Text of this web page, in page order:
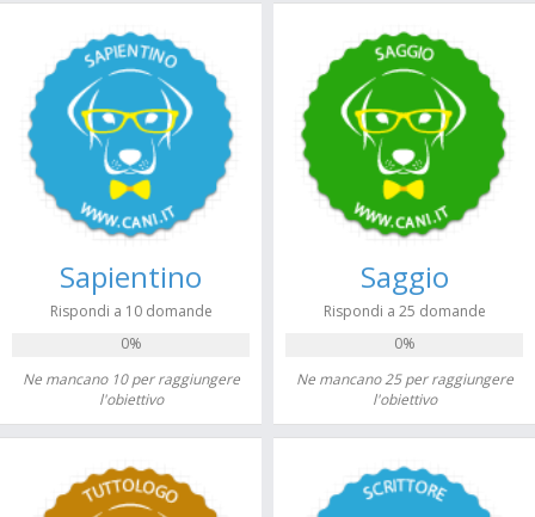
Sapientino
Rispondi a 10 domande
0%
Ne mancano 10 per raggiungere
l'obiettivo
Saggio
Rispondi a 25 domande
0%
Ne mancano 25 per raggiungere
l'obiettivo